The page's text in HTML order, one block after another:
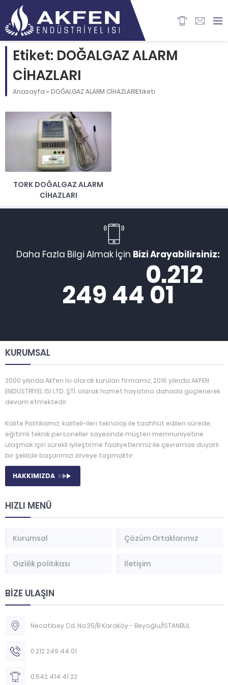
Etiket: DOĞALGAZ ALARM
CİHAZLARI
Anasayfa » DOĞALGAZ ALARM CİHAZLARIEtiketi
TORK DOĞALGAZ ALARM
CİHAZLARI
Daha Fazla Bilgi Almak İçin Bizi Arayabilirsiniz:
0.212
249 44 01
KURUMSAL
2000 yılında Akfen Isı olarak kurulan firmamız, 2016 yılında AKFEN
ENDÜSTRİYEL ISI LTD. ŞTİ. olarak hizmet hayatına dahada güçlenerek
devam etmektedir.
Kalite Politikamız; kaliteli-ileri teknoloji ile taahhüt edilen sürede,
eğitimli teknik personeller sayesinde müşteri memnuniyetine
ulaşmak için sürekli iyileştirme faaliyetlerimiz ile çevremize duyarlı
bir şekilde başarımızı zirveye taşımaktır.
HAKKIMIZDA
HIZLI MENÜ
Kurumsal Çözüm Ortaklarımız
Gizlilik politikası İletişim
BİZE ULAŞIN
Necatibey Cd. No:35/B Karaköy - Beyoğlu/İSTANBUL
0.212 249 44 01
0.542 414 41 22